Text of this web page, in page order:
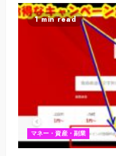
1 min read
マネー・資産・副業